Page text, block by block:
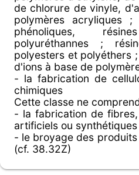
de chlorure de vinyle,
polymères acryliques
phénoliques,
polyuréthannes ;
polyesters et polyéthers
d'ions à base de
- la fabrication de
chimiques
Cette classe ne
- la fabrication de
artificiels ou
- le broyage des
(cf. 38.32Z)